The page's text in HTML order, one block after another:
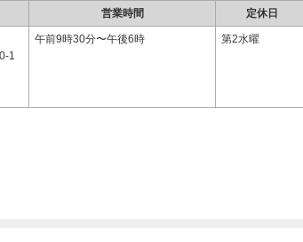
営業時間 定休日
1
午前9時30分〜午後6時 第2水曜